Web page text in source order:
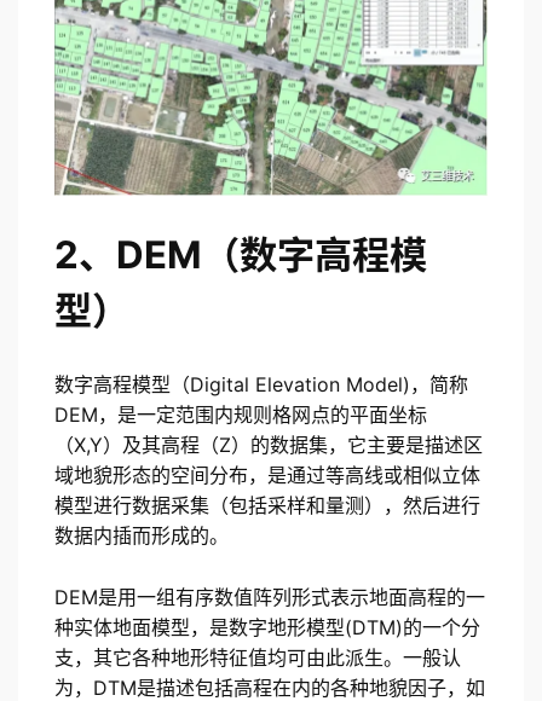
2、DEM（数字高程模
型）
数字高程模型（Digital Elevation Model)，简称
DEM，是一定范围内规则格网点的平面坐标
（X,Y）及其高程（Z）的数据集，它主要是描述区
域地貌形态的空间分布，是通过等高线或相似立体
模型进行数据采集（包括采样和量测），然后进行
数据内插而形成的。
DEM是用一组有序数值阵列形式表示地面高程的一
种实体地面模型，是数字地形模型(DTM)的一个分
支，其它各种地形特征值均可由此派生。一般认
为，DTM是描述包括高程在内的各种地貌因子，如